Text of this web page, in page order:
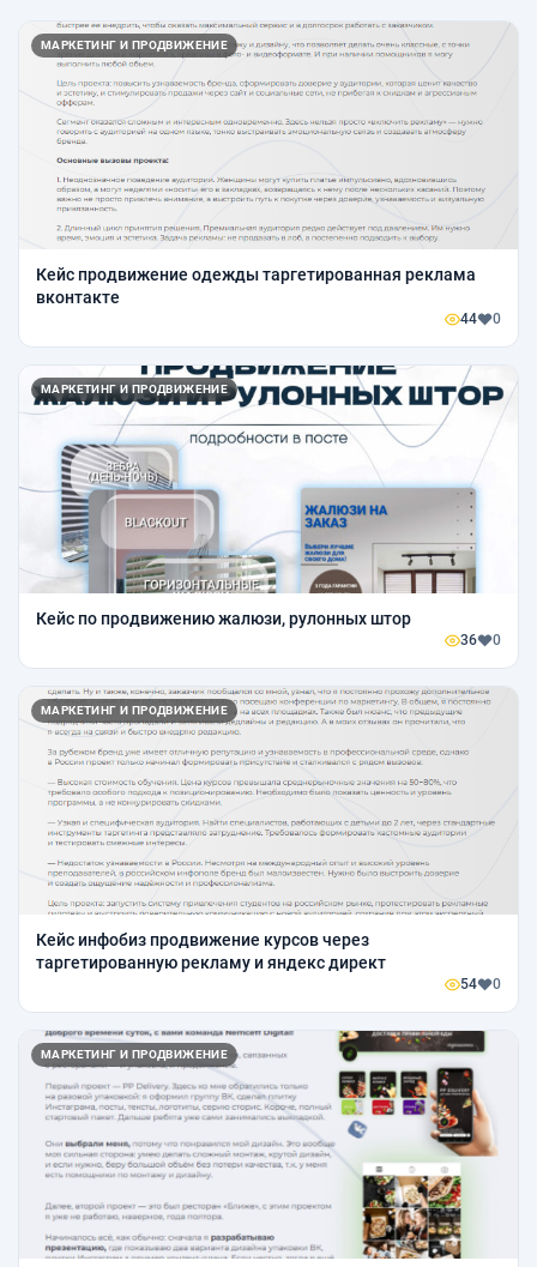
МАРКЕТИНГ И ПРОДВИЖЕНИЕ
Кейс продвижение одежды таргетированная реклама
вконтакте
44 0
МАРКЕТИНГ И ПРОДВИЖЕНИЕ
Кейс по продвижению жалюзи, рулонных штор
36 0
МАРКЕТИНГ И ПРОДВИЖЕНИЕ
Кейс инфобиз продвижение курсов через
таргетированную рекламу и яндекс директ
54 0
МАРКЕТИНГ И ПРОДВИЖЕНИЕ